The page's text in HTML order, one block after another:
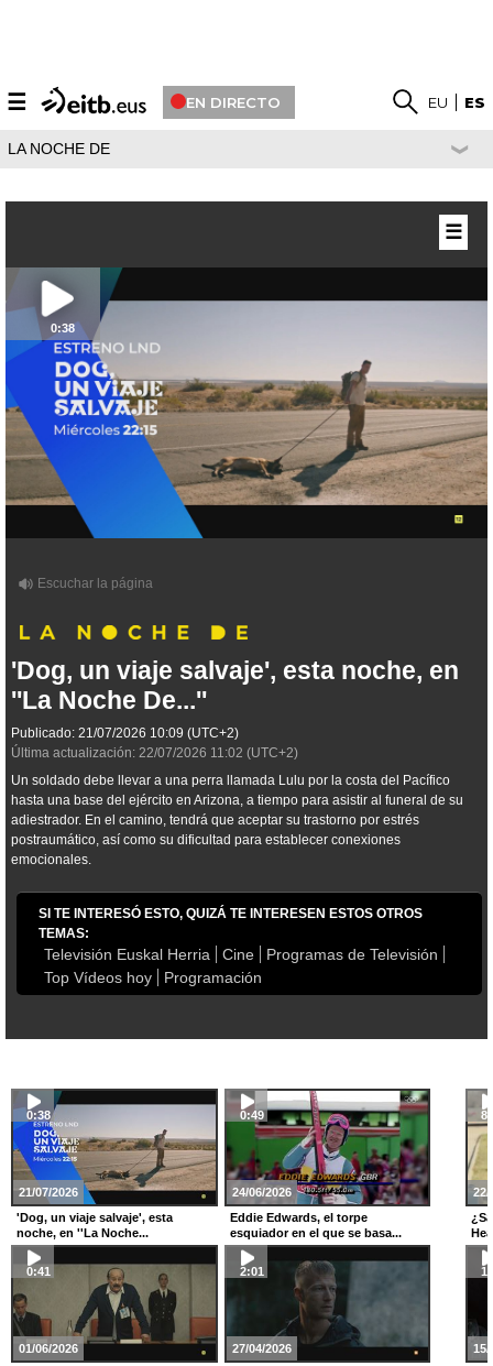
☰ EN DIRECTO EU ES
LA NOCHE DE
0:38
'Dog, un viaje salvaje', esta noche, en
''La Noche De...''
Publicado: 21/07/2026 10:09 (UTC+2)
Última actualización: 22/07/2026 11:02 (UTC+2)
Un soldado debe llevar a una perra llamada Lulu por la costa del Pacífico
hasta una base del ejército en Arizona, a tiempo para asistir al funeral de su
adiestrador. En el camino, tendrá que aceptar su trastorno por estrés
postraumático, así como su dificultad para establecer conexiones
emocionales.
SI TE INTERESÓ ESTO, QUIZÁ TE INTERESEN ESTOS OTROS
TEMAS:
Televisión Euskal Herria Cine
Programas de Televisión
Top Vídeos hoy
Programación
☰
21/07/2026
0:38
'Dog, un viaje salvaje', esta
noche, en ''La Noche...
24/06/2026
0:49
Eddie Edwards, el torpe
esquiador en el que se basa...
01/06/2026
0:41
27/04/2026
2:01
22/
15/